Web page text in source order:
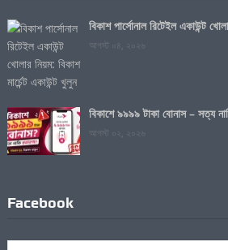
বিকাশ পার্সোনাল রিটেইল একাউন্ট
আগস্ট ০৪, ২০২৬
বিকাশে ৯৯৯৯ টাকা বোনাস – সত্য
আগস্ট ০২, ২০২৬
Facebook